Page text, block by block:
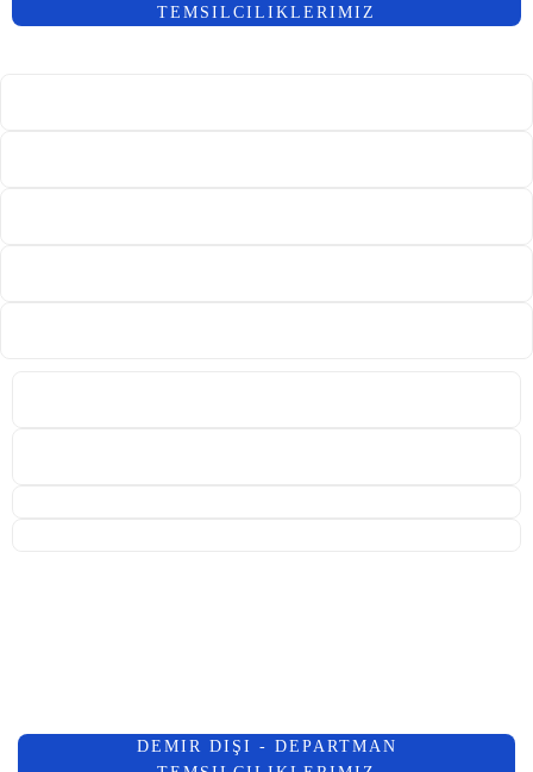
TEMSILCILIKLERIMIZ
DEMIR DIŞI - DEPARTMAN